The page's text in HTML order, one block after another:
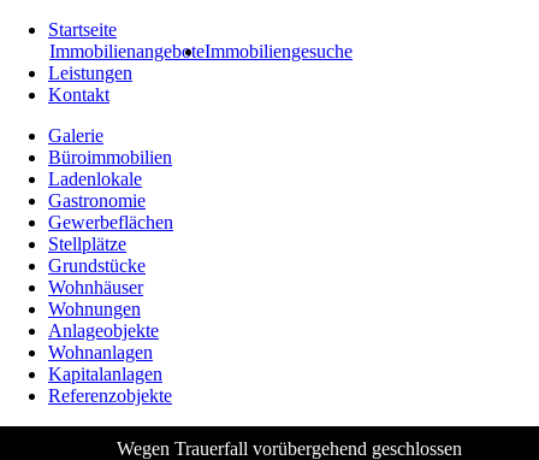
Startseite
ImmobilienangeboteImmobiliengesuche
Leistungen
Kontakt
Galerie
Büroimmobilien
Ladenlokale
Gastronomie
Gewerbeflächen
Stellplätze
Grundstücke
Wohnhäuser
Wohnungen
Anlageobjekte
Wohnanlagen
Kapitalanlagen
Referenzobjekte
Wegen Trauerfall vorübergehend geschlossen